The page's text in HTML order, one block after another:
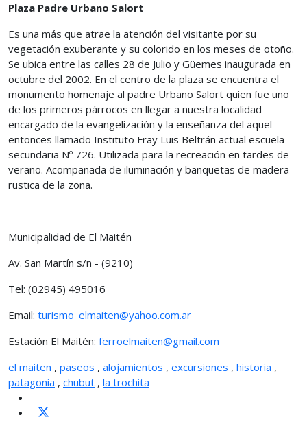
Plaza Padre Urbano Salort
Es una más que atrae la atención del visitante por su
vegetación exuberante y su colorido en los meses de otoño.
Se ubica entre las calles 28 de Julio y Güemes inaugurada en
octubre del 2002. En el centro de la plaza se encuentra el
monumento homenaje al padre Urbano Salort quien fue uno
de los primeros párrocos en llegar a nuestra localidad
encargado de la evangelización y la enseñanza del aquel
entonces llamado Instituto Fray Luis Beltrán actual escuela
secundaria Nº 726. Utilizada para la recreación en tardes de
verano. Acompañada de iluminación y banquetas de madera
rustica de la zona.
Municipalidad de El Maitén
Av. San Martín s/n - (9210)
Tel: (02945) 495016
Email: turismo_elmaiten@yahoo.com.ar
Estación El Maitén: ferroelmaiten@gmail.com
el maiten , paseos , alojamientos , excursiones , historia ,
patagonia , chubut , la trochita